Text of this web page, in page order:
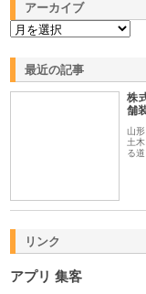
アーカイブ
最近の記事
株
舗
山
土
る
リンク
アプリ 集客